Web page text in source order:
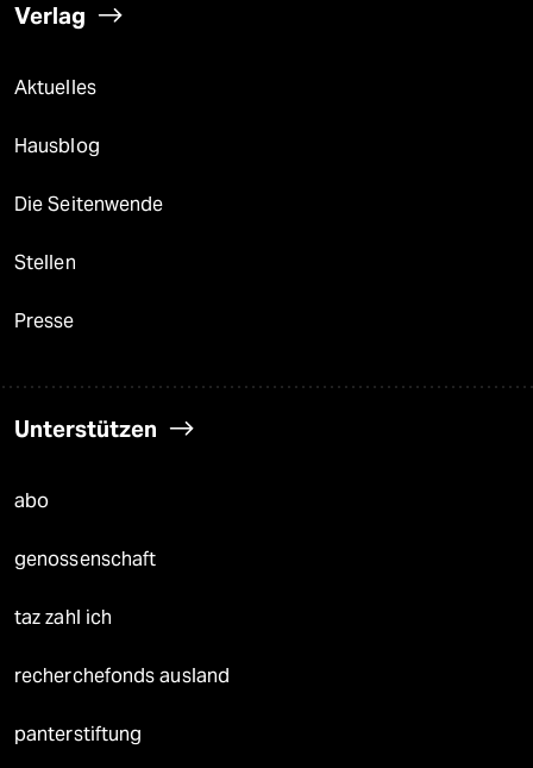
Verlag
Aktuelles
Hausblog
Die Seitenwende
Stellen
Presse
Unterstützen
abo
genossenschaft
taz zahl ich
recherchefonds ausland
panterstiftung